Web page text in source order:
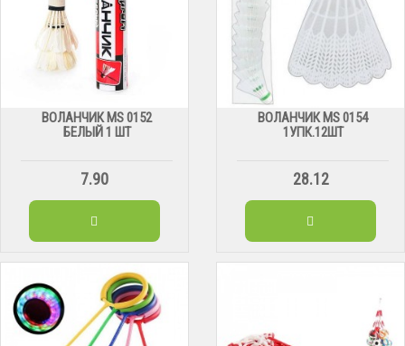
ВОЛАНЧИК MS 0152
БЕЛЫЙ 1 ШТ
7.90
ВОЛАНЧИК MS 0154
1УПК.12ШТ
28.12